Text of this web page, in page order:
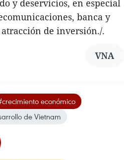
y deservicios, en especial
banca y
de inversión./.
VNA
económico
de Vietnam